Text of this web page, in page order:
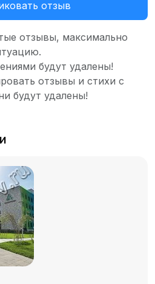
отзыв
отзывы, максимально
будут удалены!
отзывы и стихи с
будут удалены!